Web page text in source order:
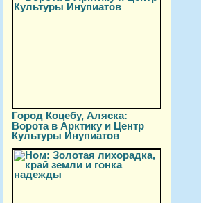
Город Коцебу, Аляска:
Ворота в Арктику и Центр
Культуры Инупиатов